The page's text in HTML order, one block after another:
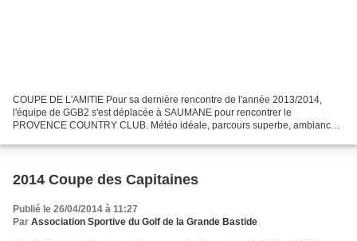
COUPE DE L'AMITIE Pour sa dernière rencontre de l'année 2013/2014,
l'équipe de GGB2 s'est déplacée à SAUMANE pour rencontrer le
PROVENCE COUNTRY CLUB. Météo idéale, parcours superbe, ambiance
2014 Coupe des Capitaines
Publié le 26/04/2014 à 11:27
Par Association Sportive du Golf de la Grande Bastide